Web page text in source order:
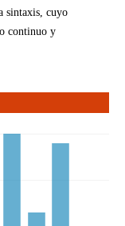
sintaxis, cuyo
continuo y